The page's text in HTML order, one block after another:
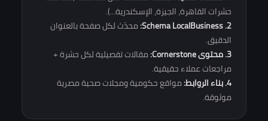
حشرات القاهرة، الجيزة، الإسكندرية...).
2. Schema LocalBusiness:
محدّث لكل صفحة بالعنوان
الدقيق.
3. محتوى Cornerstone:
مقالات تفصيلية لكل حشرة +
مراجعات عملاء حقيقية.
4. بناء الروابط:
مواقع حكومية ومجلات صحية مصرية
موثوقة.